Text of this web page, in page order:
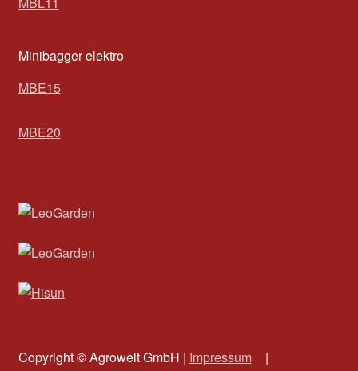
Minibagger elektro
MBE15
MBE20
Copyright © Agrowelt GmbH | Impressum |